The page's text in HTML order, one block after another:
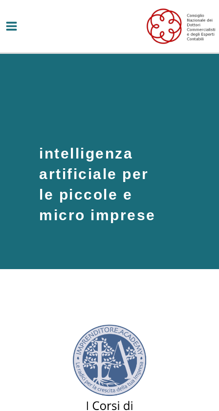
contenuto
intelligenza
artificiale per
le piccole e
micro imprese